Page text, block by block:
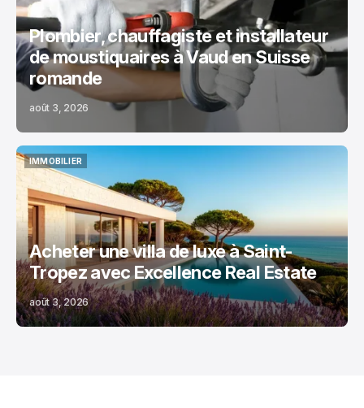
Plombier, chauffagiste et installateur
de moustiquaires à Vaud en Suisse
romande
août 3, 2026
IMMOBILIER
IMMOBILIER
Acheter une villa de luxe à Saint-
Tropez avec Excellence Real Estate
août 3, 2026